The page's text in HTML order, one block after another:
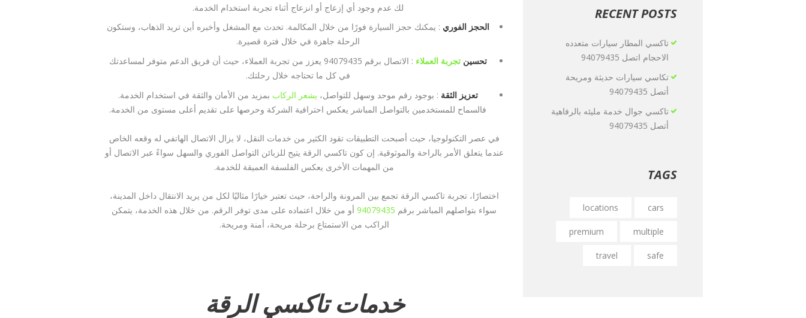
لك عدم وجود أي إزعاج أو انزعاج أثناء تجربة استخدام الخدمة.
الحجز الفوري : يمكنك حجز السيارة فورًا من خلال المكالمة. تحدث مع المشغل وأخبره أين تريد الذهاب، وستكون
الرحلة جاهزة في خلال فترة قصيرة.
تحسينتجربة العملاء
: الاتصال برقم 94079435 يعزز من تجربة العملاء، حيث أن فريق الدعم متوفر لمساعدتك
في كل ما تحتاجه خلال رحلتك.
تعزيز الثقة : بوجود رقم موحد وسهل للتواصل، يشعر الركاب بمزيد من الأمان والثقة في استخدام الخدمة.
فالسماح للمستخدمين بالتواصل المباشر يعكس احترافية الشركة وحرصها على تقديم أعلى مستوى من الخدمة.
في عصر التكنولوجيا، حيث أصبحت التطبيقات تقود الكثير من خدمات النقل، لا يزال الاتصال الهاتفي له وقعه الخاص
عندما يتعلق الأمر بالراحة والموثوقية. إن كون تاكسي الرقة يتيح للزبائن التواصل الفوري والسهل سواءً عبر الاتصال أو
من المهمات الأخرى يعكس الفلسفة العميقة للخدمة.
اختصارًا، تجربة تاكسي الرقة تجمع بين المرونة والراحة، حيث تعتبر خيارًا مثاليًا لكل من يريد الانتقال داخل المدينة،
سواء بتواصلهم المباشر برقم 94079435 أو من خلال اعتماده على مدى توفر الرقم. من خلال هذه الخدمة، يتمكن
الراكب من الاستمتاع برحلة مريحة، أمنة ومريحة.
خدمات تاكسي الرقة
RECENT POSTS
تاكسي المطار سيارات متعدده
الاحجام اتصل 94079435
تكاسي سيارات حديثة ومريحة
أتصل 94079435
تاكسي جوال خدمة مليئه بالرفاهية
أتصل 94079435
TAGS
cars
locations
multiple
premium
safe
travel